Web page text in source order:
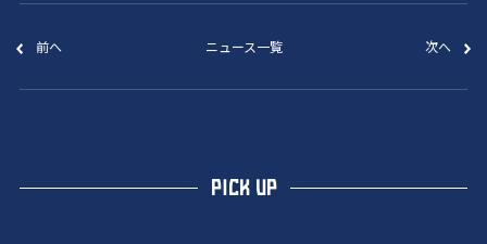
前へ ニュース一覧 次へ
PICK UP